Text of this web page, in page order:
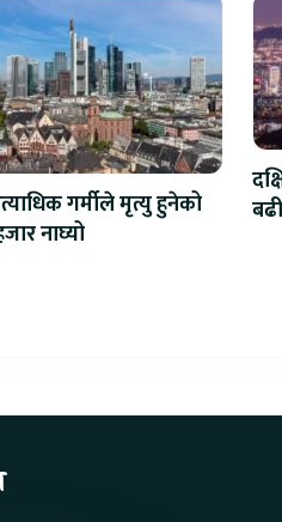
गर्मीले मृत्यु हुनेको
नाघ्यो